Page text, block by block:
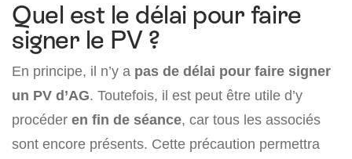
Quel est le délai pour faire
signer le PV ?
En principe, il n’y a pas de délai pour faire signer
un PV d’AG. Toutefois, il est peut être utile d’y
procéder en fin de séance, car tous les associés
sont encore présents. Cette précaution permettra